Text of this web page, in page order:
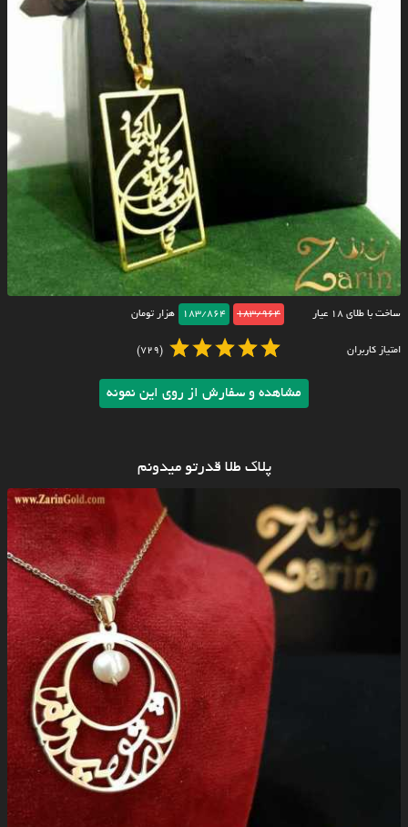
ساخت با طلای ۱۸ عیار 183/964
183/864 هزار تومان
امتیاز کاربران (729)
مشاهده و سفارش از روی این نمونه
پلاک طلا قدرتو میدونم